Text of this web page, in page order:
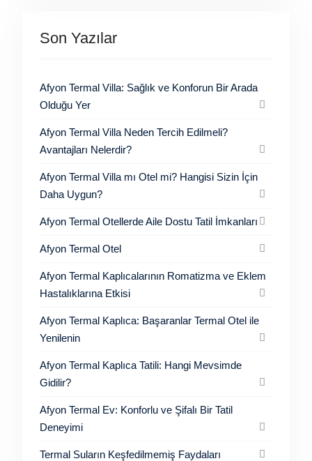
Son Yazılar
Afyon Termal Villa: Sağlık ve Konforun Bir Arada
Olduğu Yer
Afyon Termal Villa Neden Tercih Edilmeli?
Avantajları Nelerdir?
Afyon Termal Villa mı Otel mi? Hangisi Sizin İçin
Daha Uygun?
Afyon Termal Otellerde Aile Dostu Tatil İmkanları
Afyon Termal Otel
Afyon Termal Kaplıcalarının Romatizma ve Eklem
Hastalıklarına Etkisi
Afyon Termal Kaplıca: Başaranlar Termal Otel ile
Yenilenin
Afyon Termal Kaplıca Tatili: Hangi Mevsimde
Gidilir?
Afyon Termal Ev: Konforlu ve Şifalı Bir Tatil
Deneyimi
Termal Suların Keşfedilmemiş Faydaları